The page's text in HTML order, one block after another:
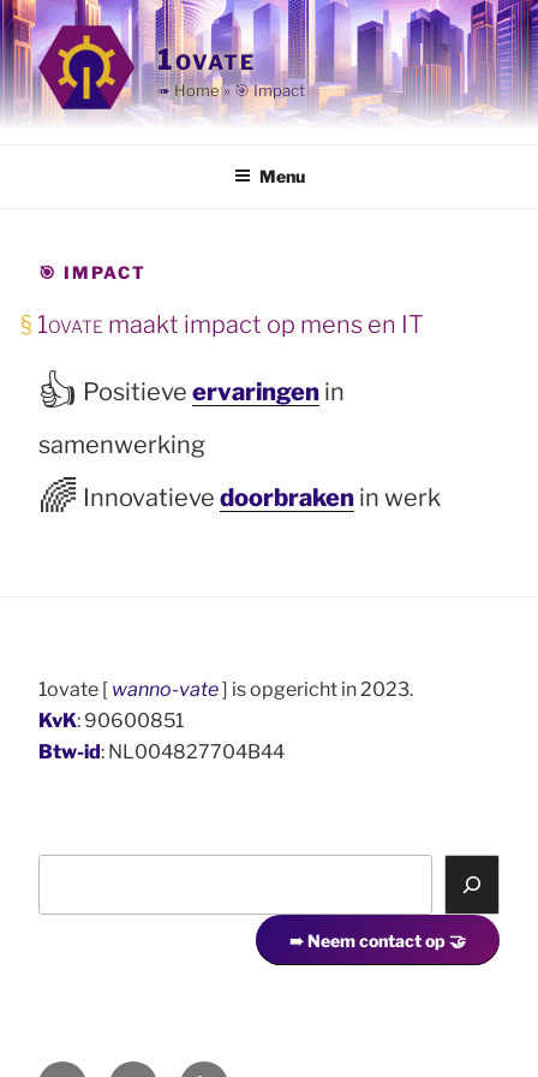
Ga
naar
de
inhoud
1ovate
➠Home»🎯 Impact
Menu
🎯 IMPACT
1ovate maakt impact op mens en IT
👍 Positieve ervaringen in
samenwerking
🌈 Innovatieve doorbraken in werk
1ovate [ wanno-vate] is opgericht in 2023.
KvK: 90600851
Btw-id: NL004827704B44
➠ Neem contact op 🤝